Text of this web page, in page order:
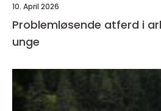
10. April 2026
Problemløsende atferd i
unge